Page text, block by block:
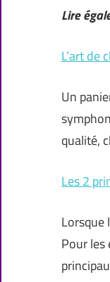
Lire
L’art de
Un
qualité,
Les 2
Lorsque
Pour